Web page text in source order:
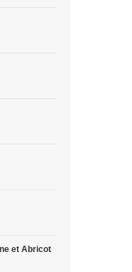
et Abricot